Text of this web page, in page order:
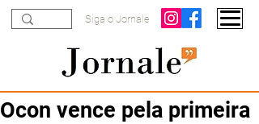
Siga o Jornale
Ocon vence pela primeira